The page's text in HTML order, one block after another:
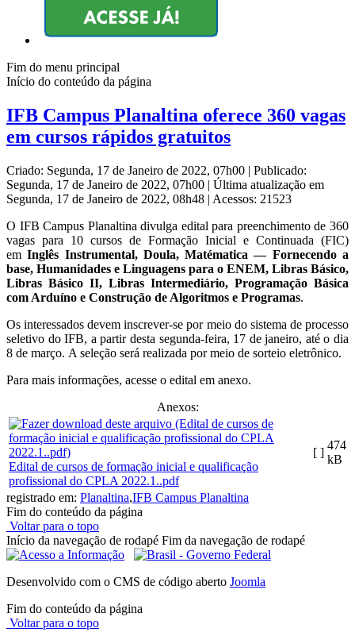
Fim do menu principal
Início do conteúdo da página
IFB Campus Planaltina oferece 360 vagas
em cursos rápidos gratuitos
Criado: Segunda, 17 de Janeiro de 2022, 07h00 | Publicado:
Segunda, 17 de Janeiro de 2022, 07h00 | Última atualização em
Segunda, 17 de Janeiro de 2022, 08h48 | Acessos: 21523
O IFB Campus Planaltina divulga edital para preenchimento de 360
vagas para 10 cursos de Formação Inicial e Continuada (FIC)
emInglês Instrumental, Doula, Matématica — Fornecendo a
base, Humanidades e Linguagens para o ENEM, Libras Básico,
Libras Básico II, Libras Intermediário, Programação Básica
com Arduíno e Construção de Algoritmos e Programas.
Os interessados devem inscrever-se por meio do sistema de processo
seletivo do IFB, a partir desta segunda-feira, 17 de janeiro, até o dia
8 de março. A seleção será realizada por meio de sorteio eletrônico.
Para mais informações, acesse o edital em anexo.
Anexos:
Edital de cursos de formação inicial e qualificação
profissional do CPLA 2022.1..pdf
[ ]
474
kB
registrado em: Planaltina,IFB Campus Planaltina
Fim do conteúdo da página
Voltar para o topo
Início da navegação de rodapé Fim da navegação de rodapé
Desenvolvido com o CMS de código aberto Joomla
Fim do conteúdo da página
Voltar para o topo